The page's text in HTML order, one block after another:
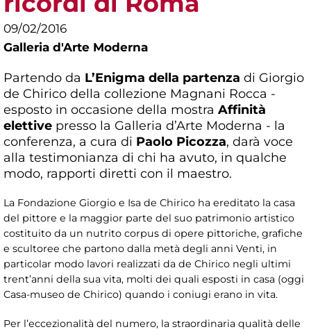
09/02/2016
Galleria d'Arte Moderna
Partendo da L’Enigma della partenza di Giorgio
de Chirico della collezione Magnani Rocca -
esposto in occasione della mostra Affinità
elettive presso la Galleria d’Arte Moderna - la
conferenza, a cura di Paolo Picozza, darà voce
alla testimonianza di chi ha avuto, in qualche
modo, rapporti diretti con il maestro.
La Fondazione Giorgio e Isa de Chirico ha ereditato la casa
del pittore e la maggior parte del suo patrimonio artistico
costituito da un nutrito corpus di opere pittoriche, grafiche
e scultoree che partono dalla metà degli anni Venti, in
particolar modo lavori realizzati da de Chirico negli ultimi
trent’anni della sua vita, molti dei quali esposti in casa (oggi
Casa-museo de Chirico) quando i coniugi erano in vita.
Per l’eccezionalità del numero, la straordinaria qualità delle